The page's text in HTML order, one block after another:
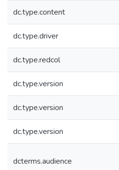
dc.type.content
dc.type.driver
dc.type.redcol
dc.type.version
dc.type.version
dc.type.version
dcterms.audience